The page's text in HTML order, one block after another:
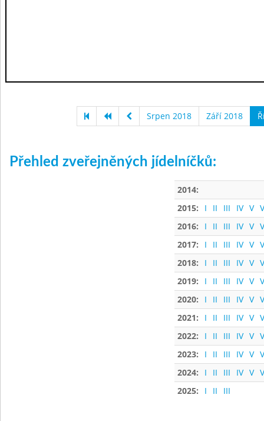
Srpen 2018 Září 2018
Přehled zveřejněných jídelníčků:
2014:
2015:
I II III IV V
2016:
I II III IV V
2017:
I II III IV V
2018:
I II III IV V
2019:
I II III IV V
2020:
I II III IV V
2021:
I II III IV V
2022:
I II III IV V
2023:
I II III IV V
2024:
I II III IV V
2025:
I II III